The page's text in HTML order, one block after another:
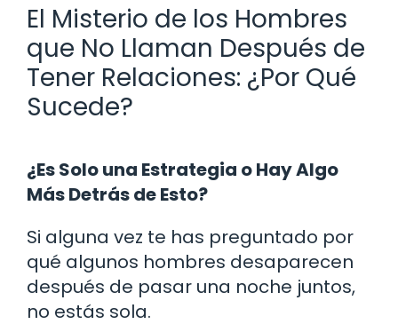
El Misterio de los Hombres
que No Llaman Después de
Tener Relaciones: ¿Por Qué
Sucede?
¿Es Solo una Estrategia o Hay Algo
Más Detrás de Esto?
Si alguna vez te has preguntado por
qué algunos hombres desaparecen
después de pasar una noche juntos,
no estás sola.